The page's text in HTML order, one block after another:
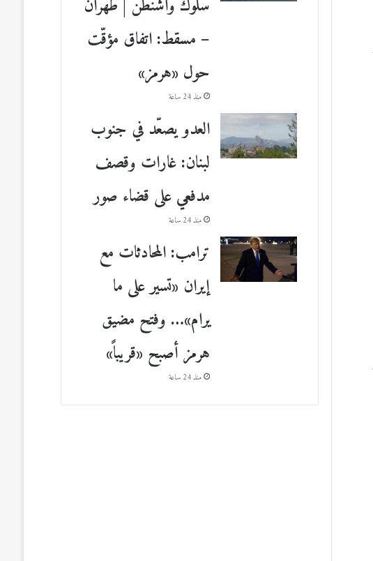
سلوك واشنطن | طهران
– مسقط: اتفاق مؤقّت
حول «هرمز»
منذ 24 ساعة
العدو يصعّد في جنوب
لبنان: غارات وقصف
مدفعي على قضاء صور
منذ 24 ساعة
ترامب: المحادثات مع
إيران «تسير على ما
يرام»… وفتح مضيق
هرمز أصبح «قريباً»
منذ 24 ساعة